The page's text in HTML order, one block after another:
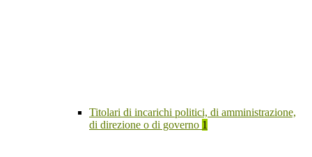
Titolari di incarichi politici, di amministrazione,
di direzione o di governo 1